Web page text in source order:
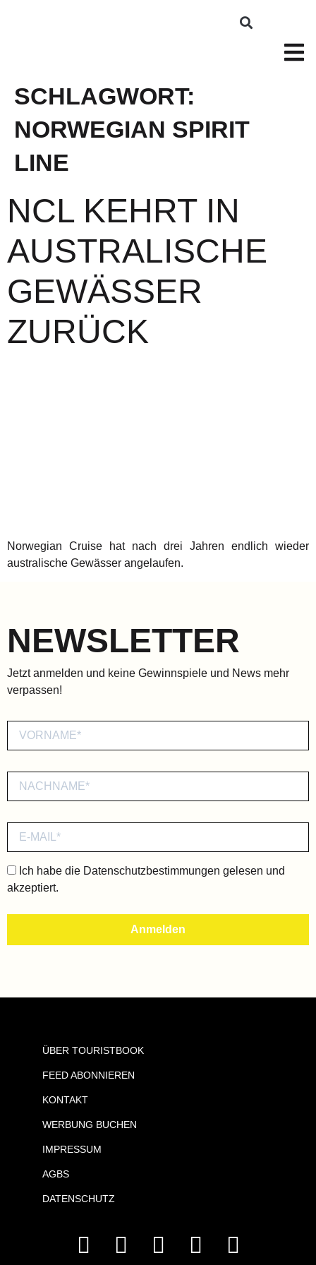
SCHLAGWORT:
NORWEGIAN SPIRIT
LINE
NCL KEHRT IN
AUSTRALISCHE
GEWÄSSER
ZURÜCK
Norwegian Cruise hat nach drei Jahren endlich wieder
australische Gewässer angelaufen.
NEWSLETTER
Jetzt anmelden und keine Gewinnspiele und News mehr
verpassen!
Ich habe die Datenschutzbestimmungen gelesen und
akzeptiert.
ÜBER TOURISTBOOK
FEED ABONNIEREN
KONTAKT
WERBUNG BUCHEN
IMPRESSUM
AGBS
DATENSCHUTZ